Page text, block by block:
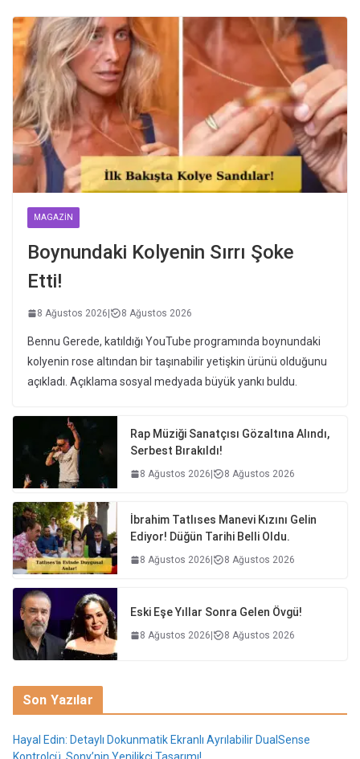
MAGAZIN
Boynundaki Kolyenin Sırrı Şoke
Etti!
8 Ağustos 2026 8 Ağustos 2026
Bennu Gerede, katıldığı YouTube programında boynundaki
kolyenin rose altından bir taşınabilir yetişkin ürünü olduğunu
açıkladı. Açıklama sosyal medyada büyük yankı buldu.
Rap Müziği Sanatçısı Gözaltına Alındı,
Serbest Bırakıldı!
8 Ağustos 2026 8 Ağustos 2026
İbrahim Tatlıses Manevi Kızını Gelin
Ediyor! Düğün Tarihi Belli Oldu.
8 Ağustos 2026 8 Ağustos 2026
Eski Eşe Yıllar Sonra Gelen Övgü!
8 Ağustos 2026 8 Ağustos 2026
Son Yazılar
Hayal Edin: Detaylı Dokunmatik Ekranlı Ayrılabilir DualSense